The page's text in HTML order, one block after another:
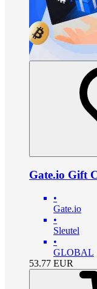
Gate.io Gift
•
Gate.io
•
Sleutel
•
GLOBAL
53.77 EUR